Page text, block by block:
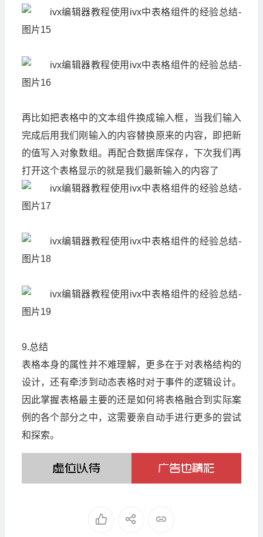
再比如把表格中的文本组件换成输入框，当我们输入
完成后用我们刚输入的内容替换原来的内容，即把新
的值写入对象数组。再配合数据库保存，下次我们再
打开这个表格显示的就是我们最新输入的内容了
9.总结
表格本身的属性并不难理解，更多在于对表格结构的
设计，还有牵涉到动态表格时对于事件的逻辑设计。
因此掌握表格最主要的还是如何将表格融合到实际案
例的各个部分之中，这需要亲自动手进行更多的尝试
和探索。